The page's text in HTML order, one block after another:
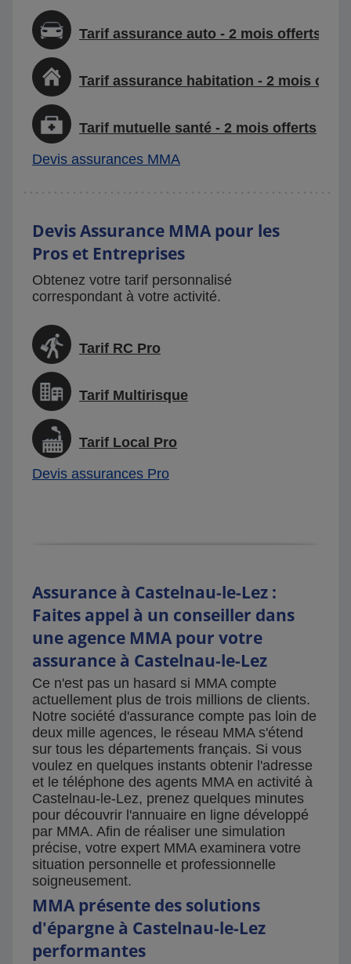
Tarif assurance auto - 2 mois offerts
Tarif assurance habitation - 2 mois
Tarif mutuelle santé - 2 mois offerts
Devis assurances MMA
Devis Assurance MMA pour les
Pros et Entreprises
Obtenez votre tarif personnalisé
correspondant à votre activité.
Tarif RC Pro
Tarif Multirisque
Tarif Local Pro
Devis assurances Pro
Assurance à Castelnau-le-Lez :
Faites appel à un conseiller dans
une agence MMA pour votre
assurance à Castelnau-le-Lez
Ce n'est pas un hasard si MMA compte
actuellement plus de trois millions de clients.
Notre société d'assurance compte pas loin de
deux mille agences, le réseau MMA s'étend
sur tous les départements français. Si vous
voulez en quelques instants obtenir l'adresse
et le téléphone des agents MMA en activité à
Castelnau-le-Lez, prenez quelques minutes
pour découvrir l'annuaire en ligne développé
par MMA. Afin de réaliser une simulation
précise, votre expert MMA examinera votre
situation personnelle et professionnelle
soigneusement.
MMA présente des solutions
d'épargne à Castelnau-le-Lez
performantes